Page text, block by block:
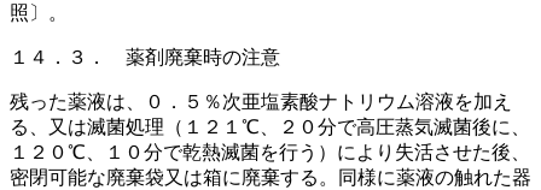
照〕。
１４．３． 薬剤廃棄時の注意
残った薬液は、０．５％次亜塩素酸ナトリウム溶液を加え
る、又は滅菌処理（１２１℃、２０分で高圧蒸気滅菌後に、
１２０℃、１０分で乾熱滅菌を行う）により失活させた後、
密閉可能な廃棄袋又は箱に廃棄する。同様に薬液の触れた器